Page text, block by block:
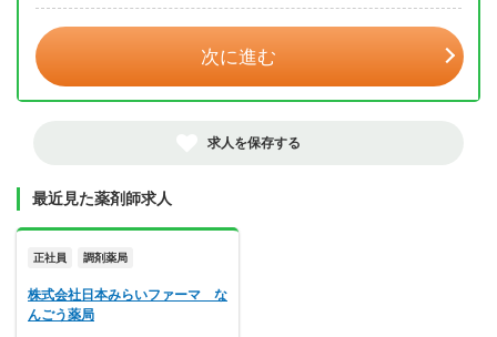
次に進む
求人を保存する
最近見た薬剤師求人
正社員 調剤薬局
株式会社日本みらいファーマ な
んごう薬局